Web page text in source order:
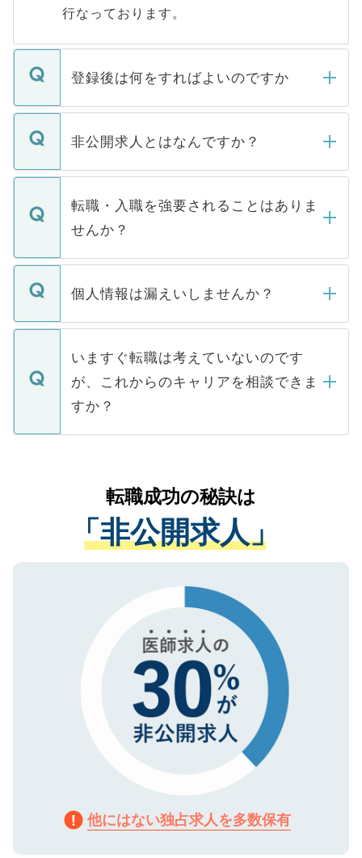
行なっております。
登録後は何をすればよいのですか
ご登録いただきましたら、弊社担当者がご
登録内容を確認し、その後メールもしくは
ます。通常、5営業日以内にはご連絡をせて
いただきますので、しばらくお待ちくださ
非公開求人とはなんですか？
マイナビDOCTORで取り扱っている求人の
うち約3割は、Webサイトからご覧いただ
けない「非公開求人」です。非公開求人は
下記の理由によって、一般には公開してい
ません。
■応募殺到を避けるため 人気のある医療機
関を公にしてしまうと、応募が殺到する場
に、医療機関が求める条件に合った人材の
みを人材紹介会社に依頼するケースが増え
ています。
転職・入職を強要されることはありま
せんか？
転職・入職を強要することは一切ありませ
ん。また、仮に応募先から内定をいただい
定を承諾する必要はありません。内定先へ
の辞退の連絡はキャリアパートナーが行い
個人情報は漏えいしませんか？
個人情報が漏えいすることはありませんの
で、ご安心ください。当サイトからの登録
などで収集したご登録者様の個人情報は、
ご本人のキャリアアップおよび転職活動の
支援を目的に使用いたします。お預かりし
ているすべての個人データはご本人の許可
は、個人情報の取り扱いについての厳密な
管理基準を満たした事業者のみに付与され
る、プライバシーマークを取得済みです。
で、機密保持に関してもご安心ください。
いますぐ転職は考えていないのです
が、これからのキャリアを相談できま
すか？
かがいして、現在の医療機関の状況や紹介
経験をまじえながら、適切なアドバイスを
させていただきます。すぐにご転職をされ
ない方には、長期的なサポートが可能です
ので、まずはご登録ください。
転職成功の秘訣は
「非公開求人」
他にはない独占求人を多数保有